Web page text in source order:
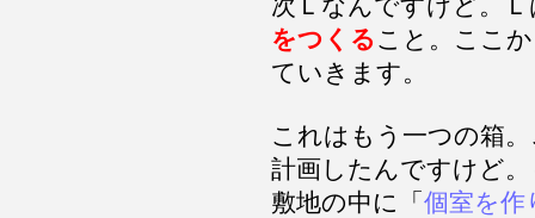
次Ｌなんですけど。
をつくる こと。ここ
ていきます。
これはもう一つの箱
計画したんですけど
敷地の中に「 個室を作